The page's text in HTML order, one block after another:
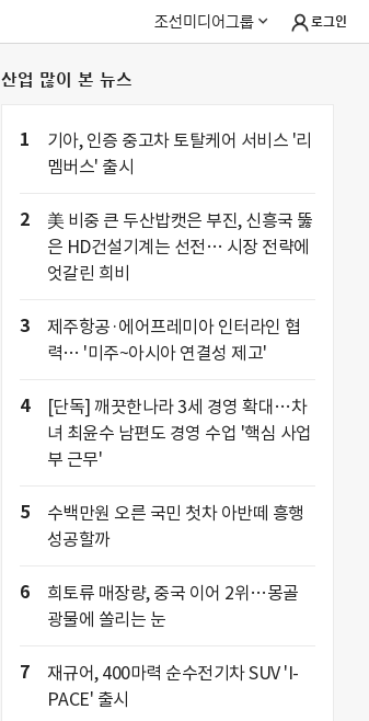
조선미디어그룹 로그인
산업 많이 본 뉴스